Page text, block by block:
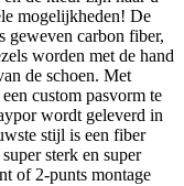
mogelijkheden! De
geweven carbon fiber,
worden met de hand
de schoen. Met
custom pasvorm te
wordt geleverd in
stijl is een fiber
sterk en super
of 2-punts montage